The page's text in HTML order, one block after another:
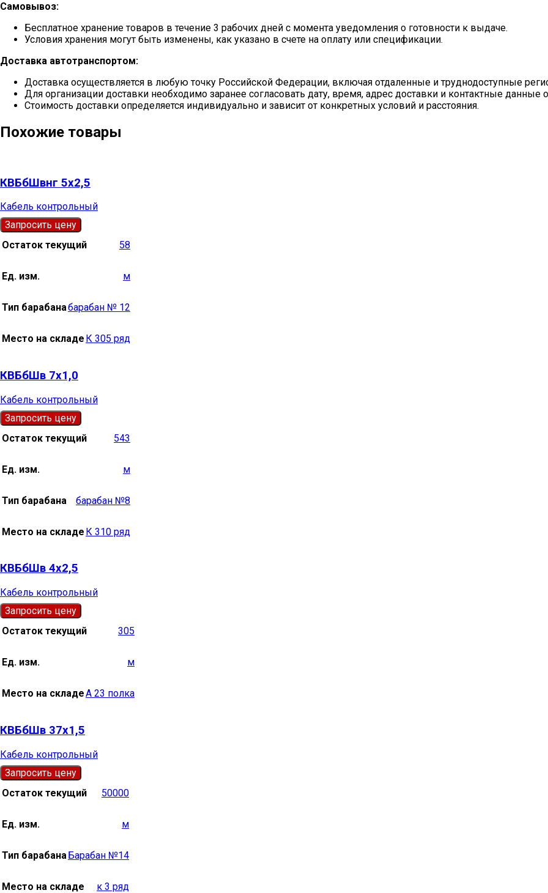
Самовывоз:
Бесплатное хранение товаров в течение 3 рабочих дней с момента уведомления о готовности к выдаче.
Условия хранения могут быть изменены, как указано в счете на оплату или спецификации.
Доставка автотранспортом:
Доставка осуществляется в любую точку Российской Федерации, включая отдаленные и труднодоступные
Для организации доставки необходимо заранее согласовать дату, время, адрес доставки и контактные данные
Стоимость доставки определяется индивидуально и зависит от конкретных условий и расстояния.
Похожие товары
КВБбШвнг 5х2,5
Кабель контрольный
Запросить цену
Остаток текущий
58
Ед. изм. м
Тип барабанабарабан № 12
Место на складе К 305 ряд
КВБбШв 7х1,0
Кабель контрольный
Запросить цену
Остаток текущий
543
Ед. изм. м
Тип барабана барабан №8
Место на складе К 310 ряд
КВБбШв 4х2,5
Кабель контрольный
Запросить цену
Остаток текущий
305
Ед. изм. м
Место на складеА 23 полка
КВБбШв 37х1,5
Кабель контрольный
Запросить цену
Остаток текущий
50000
Ед. изм. м
Тип барабана Барабан №14
Место на складе к 3 ряд